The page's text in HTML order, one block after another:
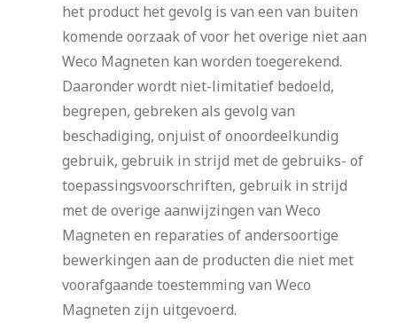
het product het gevolg is van een van buiten
komende oorzaak of voor het overige niet aan
Weco Magneten kan worden toegerekend.
Daaronder wordt niet-limitatief bedoeld,
begrepen, gebreken als gevolg van
beschadiging, onjuist of onoordeelkundig
gebruik, gebruik in strijd met de gebruiks- of
toepassingsvoorschriften, gebruik in strijd
met de overige aanwijzingen van Weco
Magneten en reparaties of andersoortige
bewerkingen aan de producten die niet met
voorafgaande toestemming van Weco
Magneten zijn uitgevoerd.